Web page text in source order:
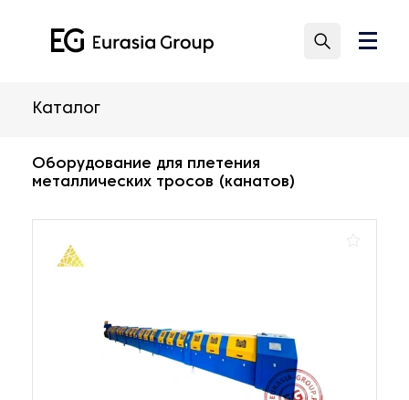
Каталог
Оборудование для плетения
металлических тросов (канатов)